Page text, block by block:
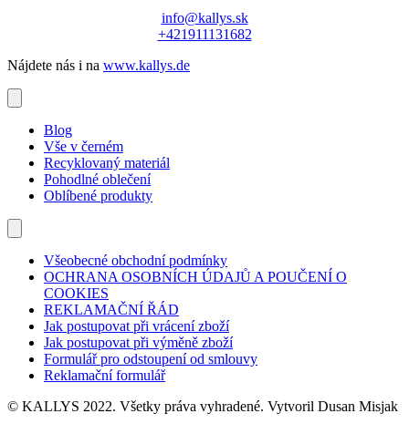
info@kallys.sk
+421911131682
Nájdete nás i na www.kallys.de
Blog
Vše v černém
Recyklovaný materiál
Pohodlné oblečení
Oblíbené produkty
Všeobecné obchodní podmínky
OCHRANA OSOBNÍCH ÚDAJŮ A POUČENÍ O
COOKIES
REKLAMAČNÍ ŘÁD
Jak postupovat při vrácení zboží
Jak postupovat při výměně zboží
Formulář pro odstoupení od smlouvy
Reklamační formulář
© KALLYS 2022. Všetky práva vyhradené. Vytvoril Dusan Misjak